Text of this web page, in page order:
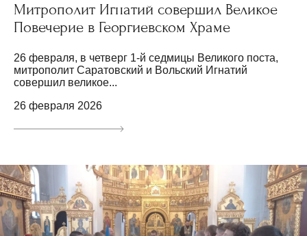
Митрополит Игнатий совершил Великое
Повечерие в Георгиевском Храме
26 февраля, в четверг 1-й седмицы Великого поста,
митрополит Саратовский и Вольский Игнатий
совершил великое...
26 февраля 2026